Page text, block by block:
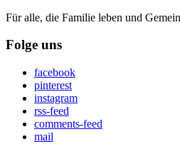
Für alle, die Familie leben und
Folge uns
facebook
pinterest
instagram
rss-feed
comments-feed
mail